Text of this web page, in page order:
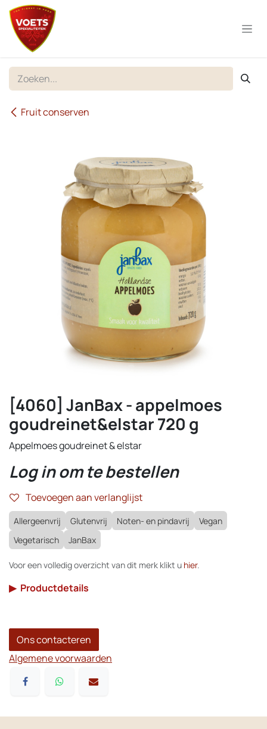
Overslaan naar inhoud
Fruit conserven
[4060] JanBax - appelmoes
goudreinet&elstar 720 g
Appelmoes goudreinet & elstar
Log in om te bestellen
Toevoegen aan verlanglijst
Allergeenvrij Glutenvrij Noten- en pindavrij
Vegan
Vegetarisch
JanBax
Voor een volledig overzicht van dit merk klikt u hier.
▶ Productdetails
Ons contacteren
Algemene voorwaarden